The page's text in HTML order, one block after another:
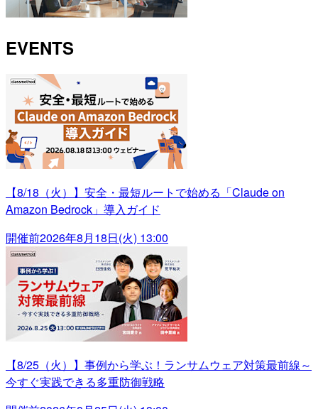
EVENTS
【8/18（火）】安全・最短ルートで始める「Claude on
Amazon Bedrock」導入ガイド
開催前2026年8月18日(火) 13:00
【8/25（火）】事例から学ぶ！ランサムウェア対策最前線～
今すぐ実践できる多重防御戦略